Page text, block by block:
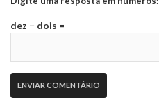
dez − dois =